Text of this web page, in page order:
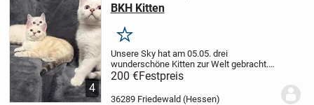
4
BKH Kitten
Merken
Unsere Sky hat am 05.05. drei
wunderschöne Kitten zur Welt gebracht.
Es sind noch zwei Jungs verfügbar. Alle
haben blaue Augen. Wachsen mit kleinen
Kindern auf und können ab dem 28.07.
200 €Festpreis
36289 Friedewald (Hessen)